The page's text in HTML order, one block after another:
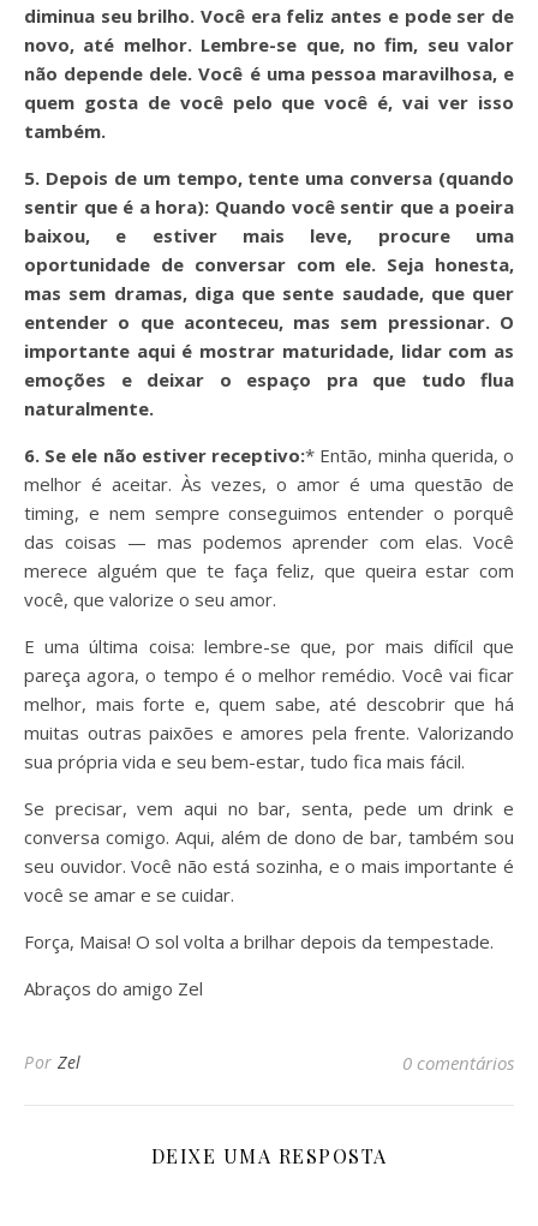
diminua seu brilho. Você era feliz antes e pode ser de
novo, até melhor. Lembre-se que, no fim, seu valor
não depende dele. Você é uma pessoa maravilhosa, e
quem gosta de você pelo que você é, vai ver isso
também.
5. Depois de um tempo, tente uma conversa (quando
sentir que é a hora): Quando você sentir que a poeira
baixou, e estiver mais leve, procure uma
oportunidade de conversar com ele. Seja honesta,
mas sem dramas, diga que sente saudade, que quer
entender o que aconteceu, mas sem pressionar. O
importante aqui é mostrar maturidade, lidar com as
emoções e deixar o espaço pra que tudo flua
naturalmente.
6. Se ele não estiver receptivo:* Então, minha querida, o
melhor é aceitar. Às vezes, o amor é uma questão de
timing, e nem sempre conseguimos entender o porquê
das coisas — mas podemos aprender com elas. Você
merece alguém que te faça feliz, que queira estar com
você, que valorize o seu amor.
E uma última coisa: lembre-se que, por mais difícil que
pareça agora, o tempo é o melhor remédio. Você vai ficar
melhor, mais forte e, quem sabe, até descobrir que há
muitas outras paixões e amores pela frente. Valorizando
sua própria vida e seu bem-estar, tudo fica mais fácil.
Se precisar, vem aqui no bar, senta, pede um drink e
conversa comigo. Aqui, além de dono de bar, também sou
seu ouvidor. Você não está sozinha, e o mais importante é
você se amar e se cuidar.
Força, Maisa! O sol volta a brilhar depois da tempestade.
Abraços do amigo Zel
Por Zel 0 comentários
DEIXE UMA RESPOSTA